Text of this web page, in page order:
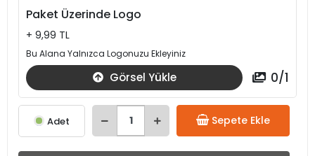
Paket Üzerinde Logo
+ 9,99 TL
Bu Alana Yalnızca Logonuzu Ekleyiniz
Görsel Yükle 0/1
Adet Sepete Ekle